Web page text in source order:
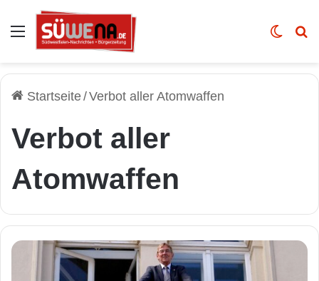
Auswahl Skin
Startseite/Verbot aller Atomwaffen
Verbot aller
Atomwaffen